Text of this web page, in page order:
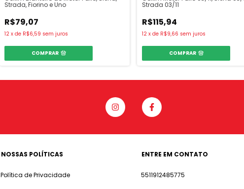
Strada, Fiorino e Uno
R$79,07
12 x de R$6,59 sem juros
COMPRAR
Strada 03/11
R$115,94
12 x de R$9,66 sem juros
COMPRAR
NOSSAS POLÍTICAS
Política de Privacidade
ENTRE EM CONTATO
5511912485775